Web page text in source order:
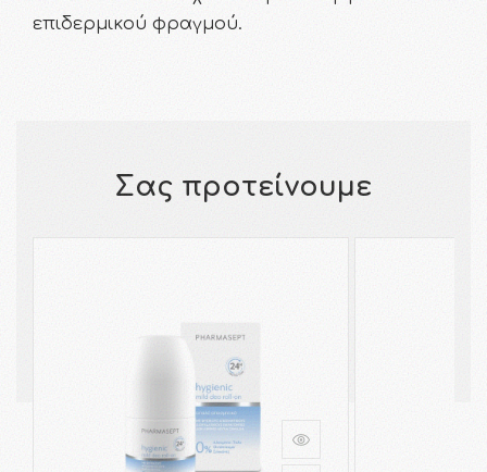
επιδερμικού φραγμού.
Σας προτείνουμε